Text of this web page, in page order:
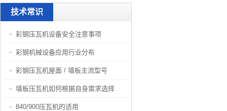
技术常识
彩钢压瓦机设备安全注意事项
彩钢机械设备应用行业分布
彩钢压瓦机屋面 / 墙板主流型号
墙板压瓦机如何根据自身需求选择
840/900压瓦机的适用